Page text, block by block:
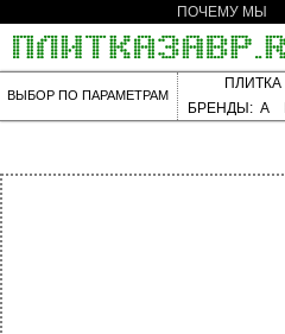
ПОЧЕМУ МЫ
ВЫБОР ПО ПАРАМЕТРАМ
ПЛИТКА
БРЕНДЫ: A